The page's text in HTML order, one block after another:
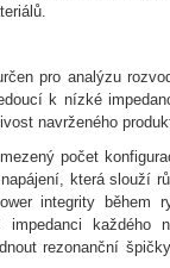
pro analýzu
k nízké
navrženého
počet
která slouží
integrity během
každého
rezonanční